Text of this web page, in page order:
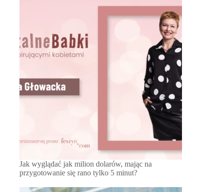
Jak wyglądać jak milion dolarów, mając na
przygotowanie się rano tylko 5 minut?